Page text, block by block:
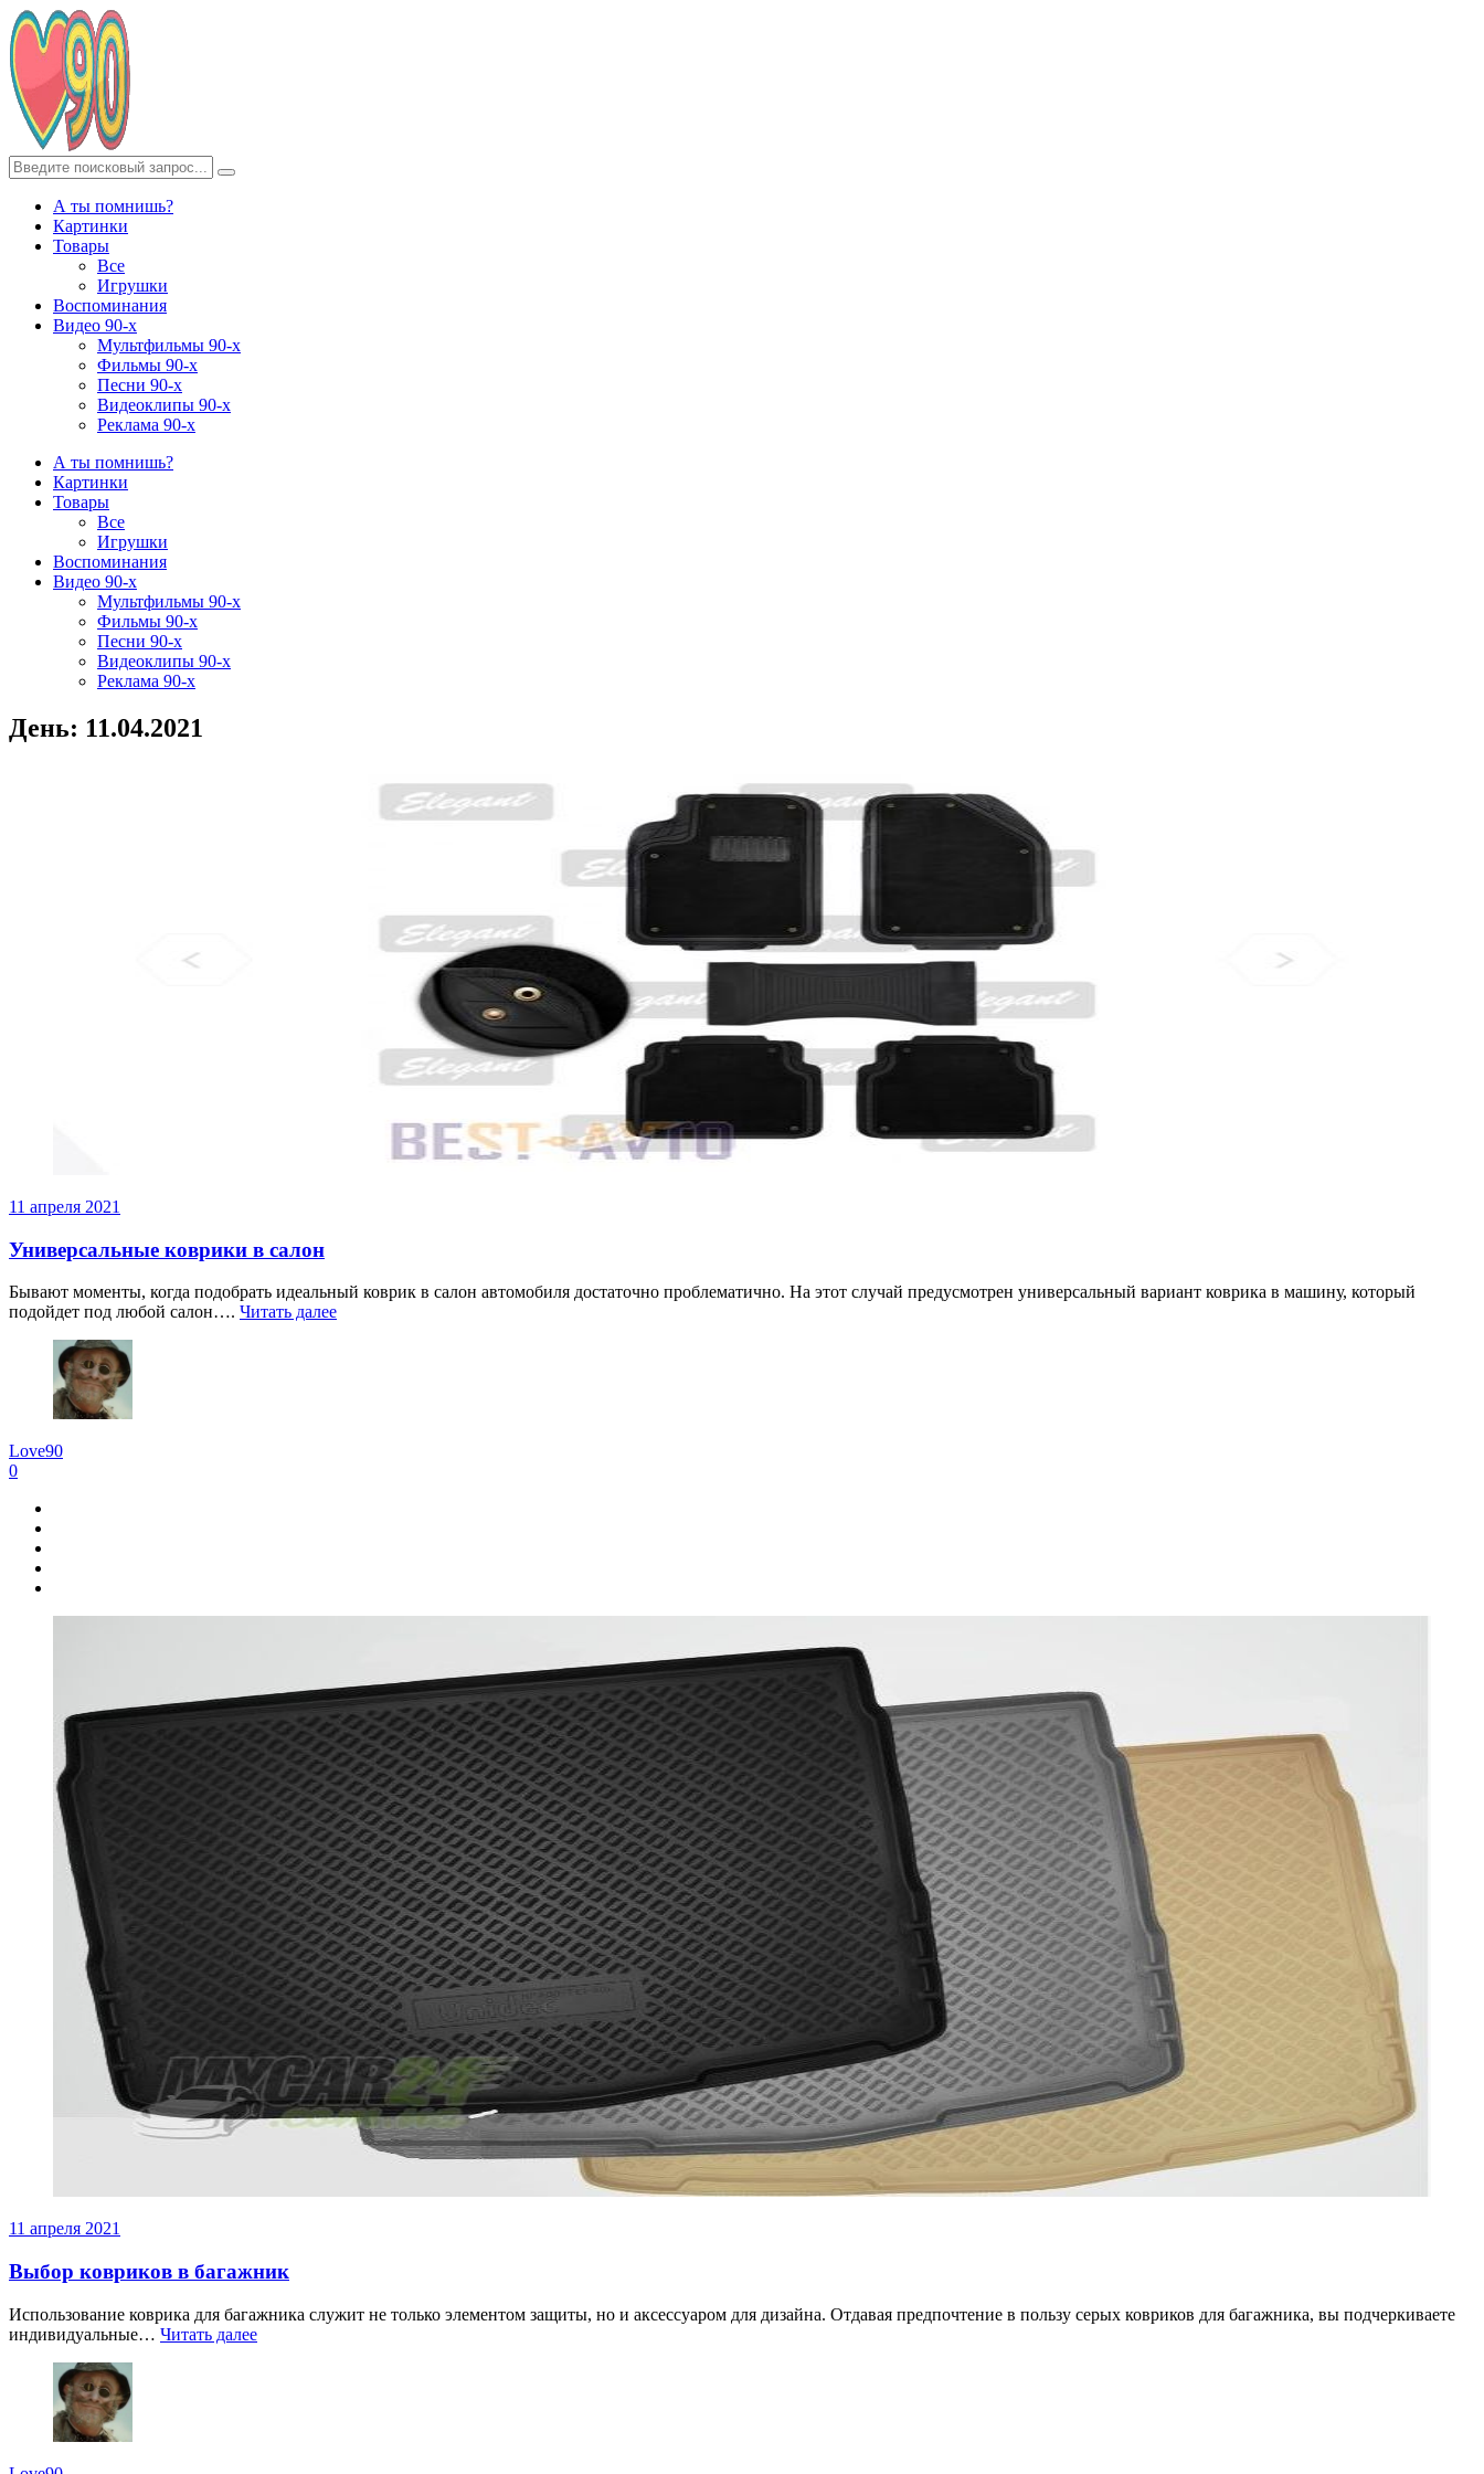
А ты помнишь?
Картинки
Товары
Все
Игрушки
Воспоминания
Видео 90-х
Мультфильмы 90-х
Фильмы 90-х
Песни 90-х
Видеоклипы 90-х
Реклама 90-х
А ты помнишь?
Картинки
Товары
Все
Игрушки
Воспоминания
Видео 90-х
Мультфильмы 90-х
Фильмы 90-х
Песни 90-х
Видеоклипы 90-х
Реклама 90-х
День: 11.04.2021
11 апреля 2021
Универсальные коврики в салон
Бывают моменты, когда подобрать идеальный коврик в салон автомобиля достаточно проблематично. На этот случай предусмотрен универсальный вариант коврика в машину, который
подойдет под любой салон…. Читать далее
Love90
0
11 апреля 2021
Выбор ковриков в багажник
Использование коврика для багажника служит не только элементом защиты, но и аксессуаром для дизайна. Отдавая предпочтение в пользу серых ковриков для багажника, вы подчеркиваете
индивидуальные… Читать далее